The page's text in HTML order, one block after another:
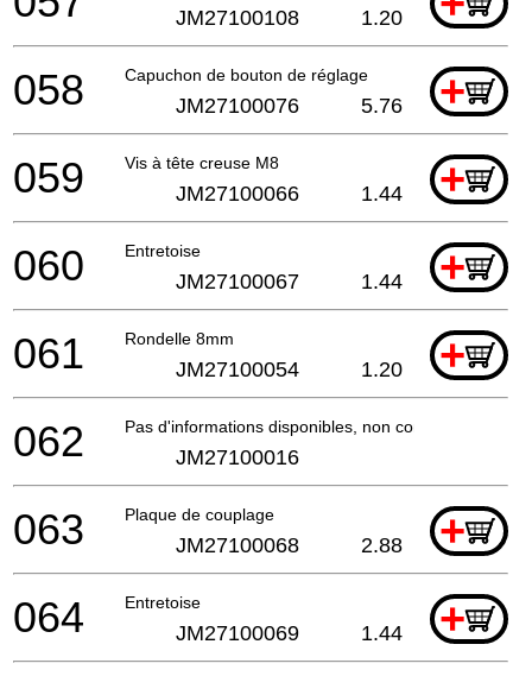
JM27100108 1.20
Capuchon de bouton de réglage +
058 JM27100076 5.76
Vis à tête creuse M8 +
059 JM27100066 1.44
Entretoise +
060 JM27100067 1.44
Rondelle 8mm +
061 JM27100054 1.20
Pas d'informations disponibles, non commandable
062 JM27100016
Plaque de couplage +
063 JM27100068 2.88
Entretoise +
064 JM27100069 1.44